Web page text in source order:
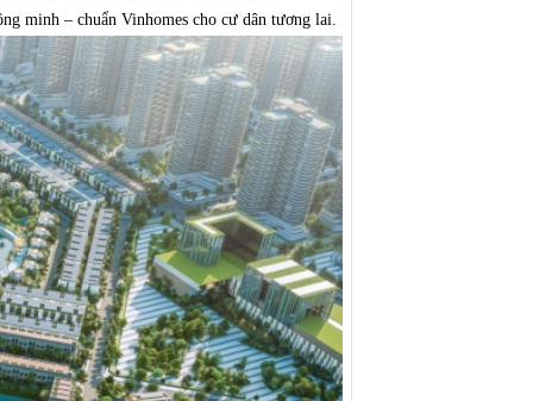
minh – chuẩn Vinhomes cho cư dân tương lai.